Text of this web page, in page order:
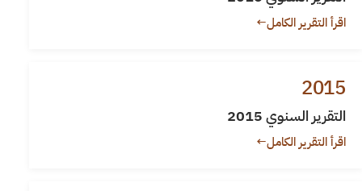
اقرأ التقرير الكامل←
2015
التقرير السنوي 2015
اقرأ التقرير الكامل←